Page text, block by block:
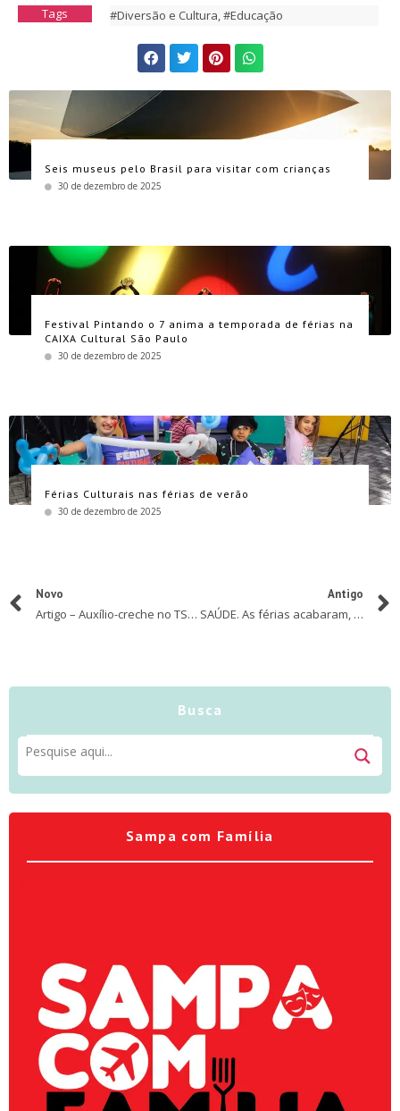
Tags #Diversão e Cultura,#Educação
Seis museus pelo Brasil para visitar com crianças
30 de dezembro de 2025
Festival Pintando o 7 anima a temporada de férias na
CAIXA Cultural São Paulo
30 de dezembro de 2025
Férias Culturais nas férias de verão
30 de dezembro de 2025
Novo
Artigo – Auxílio-creche no TST: Os shoppings e aglomerados comerciais devem garantir local apropriado
Antigo
SAÚDE. As férias acabaram, mas os problemas causados pelo verão, não. Confira dicas para manter seu filho protegido
Busca
Sampa com Família